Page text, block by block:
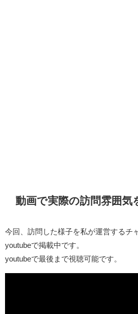
動画で実際の訪問雰囲気
今回、訪問した様子を私が運営するチ
youtubeで掲載中です。
youtubeで最後まで視聴可能です。